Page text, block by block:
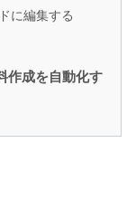
に編集する
作成を自動化す